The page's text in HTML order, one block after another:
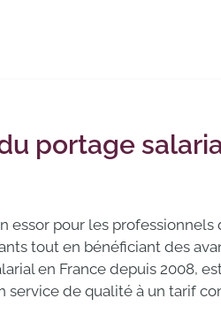
portage
essor pour les professionnels
tout en bénéficiant des
en France depuis 2008,
service de qualité à un tarif